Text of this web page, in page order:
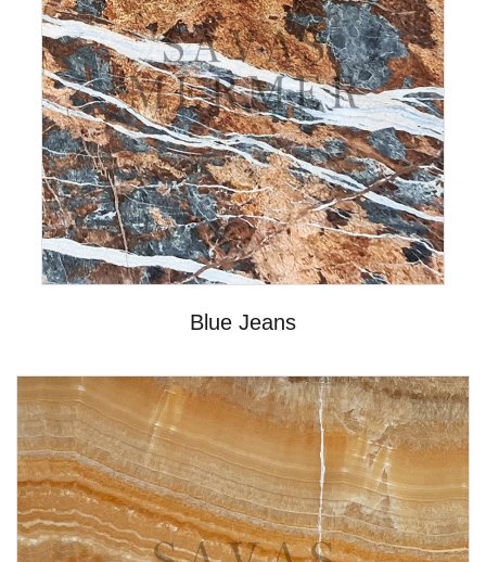
Blue Jeans